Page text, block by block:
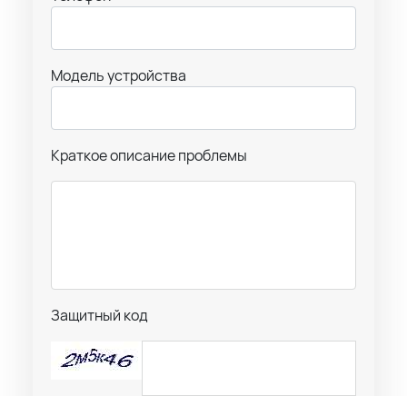
Модель устройства
Краткое описание проблемы
Защитный код